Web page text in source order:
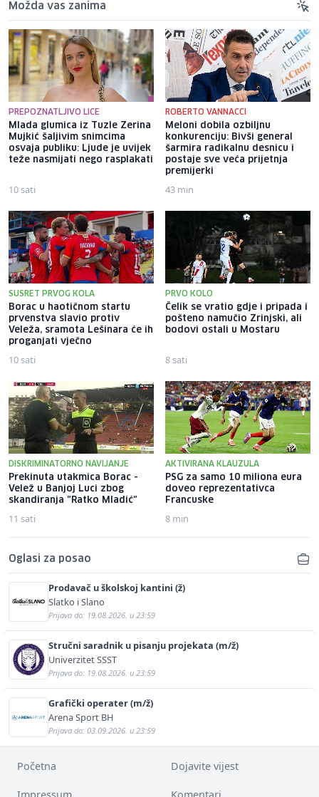
Možda vas zanima
PREPOZNATLJIVO LICE
Mlada glumica iz Tuzle Zerina
Mujkić šaljivim snimcima
osvaja publiku: Ljude je uvijek
teže nasmijati nego rasplakati
10 sati
ROBERTO VANNACCI
Meloni dobila ozbiljnu
konkurenciju: Bivši general
šarmira radikalnu desnicu i
postaje sve veća prijetnja
premijerki
43 min
SUSRET PRVOG KOLA
Borac u haotičnom startu
prvenstva slavio protiv
Veleža, sramota Lešinara će ih
proganjati vječno
10 sati
PRVO KOLO
Čelik se vratio gdje i pripada i
pošteno namučio Zrinjski, ali
bodovi ostali u Mostaru
8 sati
DISKRIMINATORNO NAVIJANJE
Prekinuta utakmica Borac -
Velež u Banjoj Luci zbog
skandiranja "Ratko Mladić"
11 sati
AKTIVIRANA KLAUZULA
PSG za samo 10 miliona eura
doveo reprezentativca
Francuske
8 min
Oglasi za posao
Prodavač u školskoj kantini (ž)
Slatko i Slano
Prijava do: 19.08.2026. u 23:59
Stručni saradnik u pisanju projekata (m/ž)
Univerzitet SSST
Prijava do: 19.08.2026. u 23:59
Grafički operater (m/ž)
Arena Sport BH
Prijava do: 03.09.2026. u 23:59
Početna Dojavite vijest